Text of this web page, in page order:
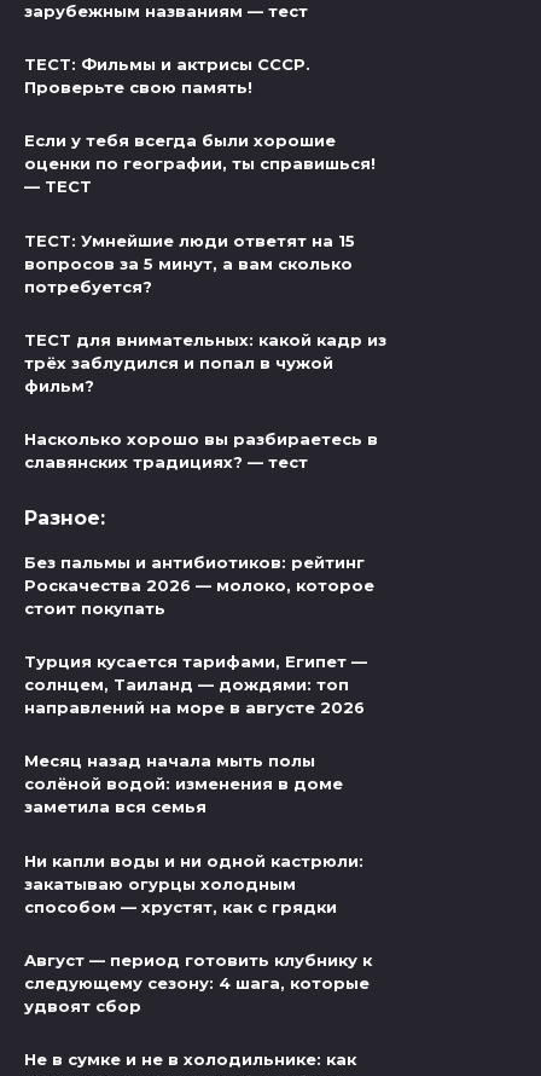
зарубежным названиям — тест
ТЕСТ: Фильмы и актрисы СССР.
Проверьте свою память!
Если у тебя всегда были хорошие
оценки по географии, ты справишься!
— ТЕСТ
ТЕСТ: Умнейшие люди ответят на 15
вопросов за 5 минут, а вам сколько
потребуется?
ТЕСТ для внимательных: какой кадр из
трёх заблудился и попал в чужой
фильм?
Насколько хорошо вы разбираетесь в
славянских традициях? — тест
Разное:
Без пальмы и антибиотиков: рейтинг
Роскачества 2026 — молоко, которое
стоит покупать
Турция кусается тарифами, Египет —
солнцем, Таиланд — дождями: топ
направлений на море в августе 2026
Месяц назад начала мыть полы
солёной водой: изменения в доме
заметила вся семья
Ни капли воды и ни одной кастрюли:
закатываю огурцы холодным
способом — хрустят, как с грядки
Август — период готовить клубнику к
следующему сезону: 4 шага, которые
удвоят сбор
Не в сумке и не в холодильнике: как